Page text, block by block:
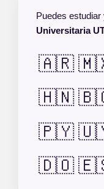
Puedes
Universitaria
🇦🇷
🇭🇳
🇵🇾
🇩🇴